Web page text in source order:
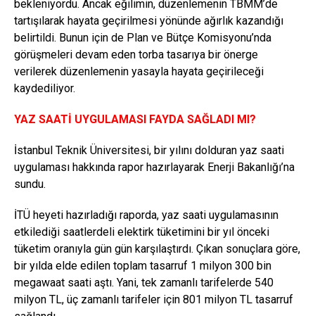
bekleniyordu. Ancak eğilimin, düzenlemenin TBMM’de
tartışılarak hayata geçirilmesi yönünde ağırlık kazandığı
belirtildi. Bunun için de Plan ve Bütçe Komisyonu’nda
görüşmeleri devam eden torba tasarıya bir önerge
verilerek düzenlemenin yasayla hayata geçirileceği
kaydediliyor.
YAZ SAATİ UYGULAMASI FAYDA SAĞLADI MI?
İstanbul Teknik Üniversitesi, bir yılını dolduran yaz saati
uygulaması hakkında rapor hazırlayarak Enerji Bakanlığı’na
sundu.
İTÜ heyeti hazırladığı raporda, yaz saati uygulamasının
etkilediği saatlerdeli elektirk tüketimini bir yıl önceki
tüketim oranıyla gün gün karşılaştırdı. Çıkan sonuçlara göre,
bir yılda elde edilen toplam tasarruf 1 milyon 300 bin
megawaat saati aştı. Yani, tek zamanlı tarifelerde 540
milyon TL, üç zamanlı tarifeler için 801 milyon TL tasarruf